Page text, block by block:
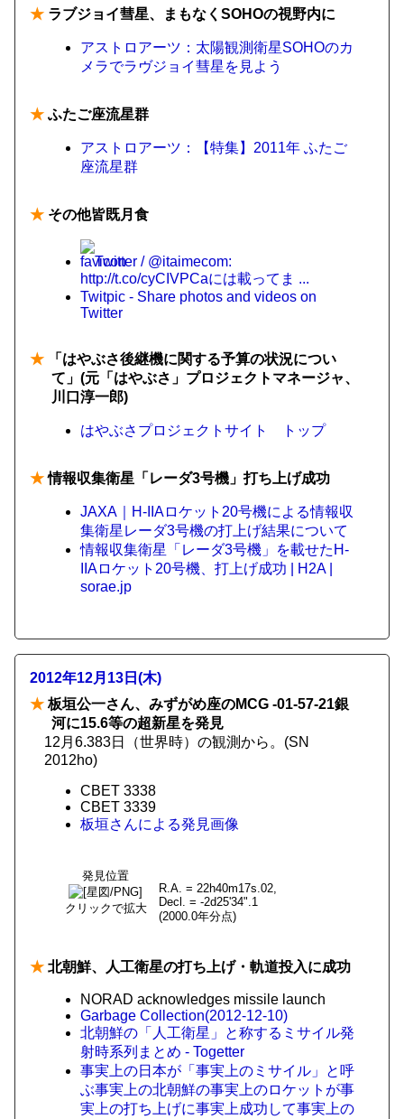
★ ラブジョイ彗星、まもなくSOHOの視野内に
アストロアーツ：太陽観測衛星SOHOのカ
メラでラヴジョイ彗星を見よう
★ ふたご座流星群
アストロアーツ：【特集】2011年 ふたご
座流星群
★ その他皆既月食
Twitter / @itaimecom:
http://t.co/cyCIVPCaには載ってま ...
Twitpic - Share photos and videos on
Twitter
★ 「はやぶさ後継機に関する予算の状況につい
て」(元「はやぶさ」プロジェクトマネージャ、
川口淳一郎)
はやぶさプロジェクトサイト トップ
★情報収集衛星「レーダ3号機」打ち上げ成功
JAXA｜H-IIAロケット20号機による情報収
集衛星レーダ3号機の打上げ結果について
情報収集衛星「レーダ3号機」を載せたH-
IIAロケット20号機、打上げ成功 | H2A |
sorae.jp
2012年12月13日(木)
★ 板垣公一さん、みずがめ座のMCG -01-57-21銀
河に15.6等の超新星を発見
12月6.383日（世界時）の観測から。(SN
2012ho)
CBET 3338
CBET 3339
板垣さんによる発見画像
発見位置
クリックで拡大
R.A. = 22h40m17s.02,
Decl. = -2d25'34".1
(2000.0年分点)
★ 北朝鮮、人工衛星の打ち上げ・軌道投入に成功
NORAD acknowledges missile launch
Garbage Collection(2012-12-10)
北朝鮮の「人工衛星」と称するミサイル発
射時系列まとめ - Togetter
事実上の日本が「事実上のミサイル」と呼
ぶ事実上の北朝鮮の事実上のロケットが事
実上の打ち上げに事実上成功して事実上の